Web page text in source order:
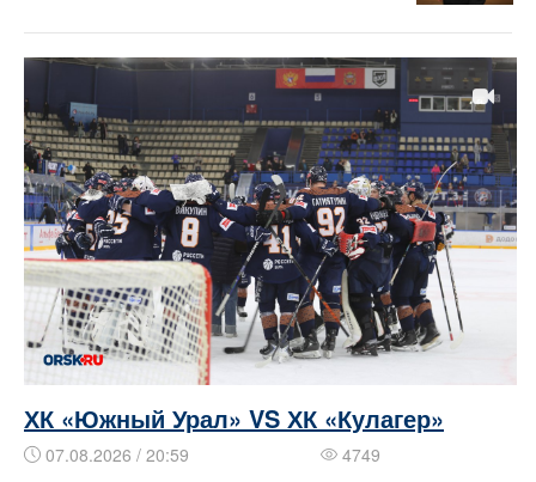
ХК «Южный Урал» VS ХК «Кулагер»
07.08.2026 / 20:59 4749